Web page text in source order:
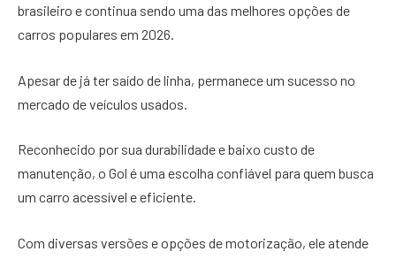
brasileiro e continua sendo uma das melhores opções de
carros populares em 2026.
Apesar de já ter saído de linha, permanece um sucesso no
mercado de veículos usados.
Reconhecido por sua durabilidade e baixo custo de
manutenção, o Gol é uma escolha confiável para quem busca
um carro acessível e eficiente.
Com diversas versões e opções de motorização, ele atende